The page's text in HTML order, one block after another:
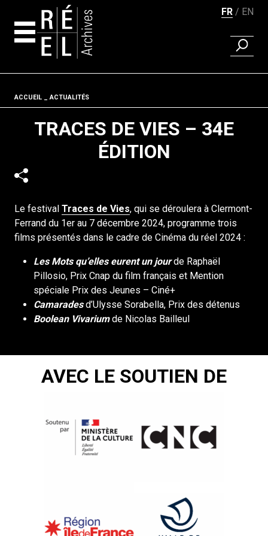
FR EN
Fil d'ariane
ACCUEIL ACTUALITÉS
TRACES DE VIES – 34E
ÉDITION
Le festival Traces de Vies, qui se déroulera à Clermont-
Ferrand du 1er au 7 décembre 2024, programme trois
films présentés dans le cadre de Cinéma du réel 2024 :
Les Mots qu’elles eurent un jour de Raphaël
Pillosio, Prix Cnap du film français et Mention
spéciale Prix des Jeunes – Ciné+
Camaradesd’Ulysse Sorabella, Prix des détenus
Boolean Vivariumde Nicolas Bailleul
AVEC LE SOUTIEN DE